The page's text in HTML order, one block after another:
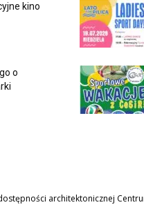
kino
o
architektonicznej